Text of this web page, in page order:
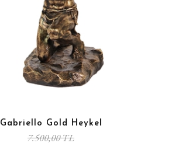
Gabriello Gold Heykel
7.500,00 TL